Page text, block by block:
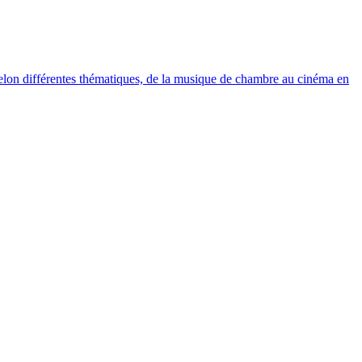
différentes thématiques, de la musique de chambre au cinéma en